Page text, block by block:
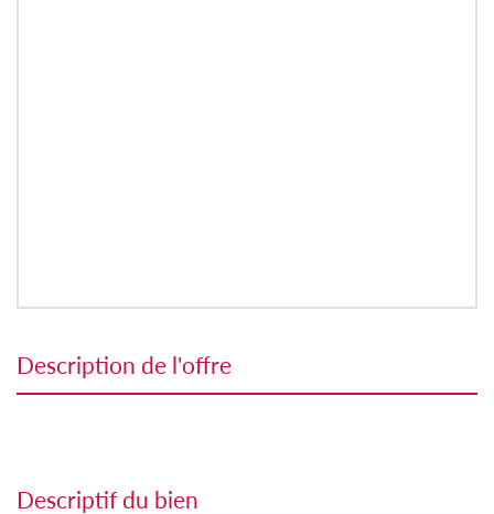
description de l'offre
descriptif du bien